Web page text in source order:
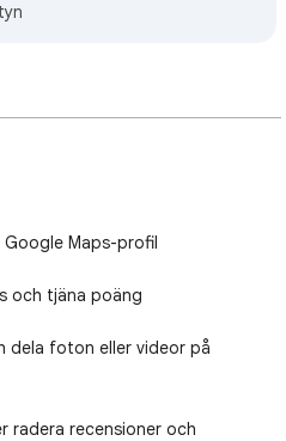
Maps-profil
och tjäna poäng
dela foton eller videor på
radera recensioner och